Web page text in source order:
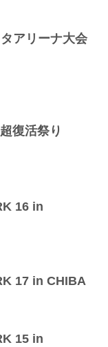
）
ルサイトにてご案内
アリーナ大会
復活祭り
16 in
17 in CHIBA
15 in